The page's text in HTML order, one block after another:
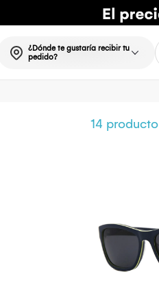
¿Dónde te gustaría recibir tu
pedido?
14